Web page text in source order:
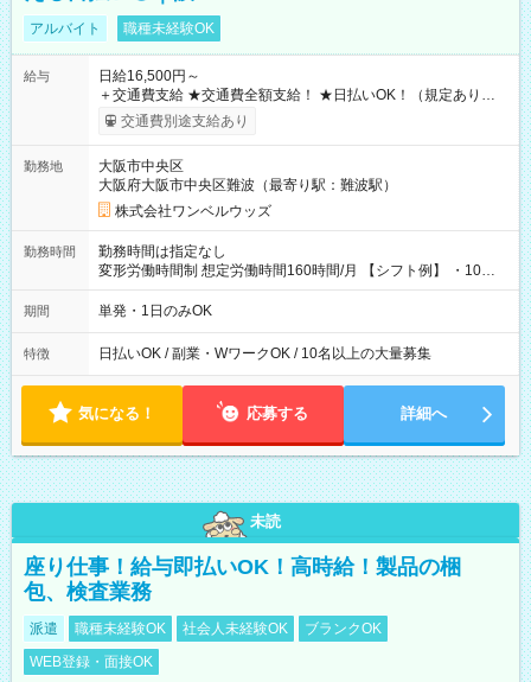
アルバイト 職種未経験OK
給与
日給16,500円～
＋交通費支給 ★交通費全額支給！ ★日払いOK！（規定あり） ┗
働いたその日に現金GET♪ お仕事後はコンビニATMから 日払
交通費別途支給あり
勤務地
大阪市中央区
大阪府大阪市中央区難波（最寄り駅：難波駅）
株式会社ワンベルウッズ
勤務時間
勤務時間は指定なし
変形労働時間制 想定労働時間160時間/月 【シフト例】 ・10：
00～20：00
期間 単発・1日のみOK
特徴 日払いOK / 副業・WワークOK / 10名以上の大量募集
気になる！ 応募する 詳細へ
未読
座り仕事！給与即払いOK！高時給！製品の梱
包、検査業務
派遣 職種未経験OK 社会人未経験OK
ブランクOK
WEB登録・面接OK